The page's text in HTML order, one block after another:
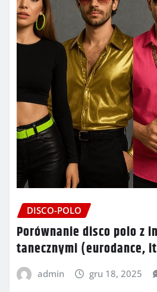
DISCO-POLO
Porównanie disco polo z
tanecznymi (eurodance,
admin gru 18, 2025